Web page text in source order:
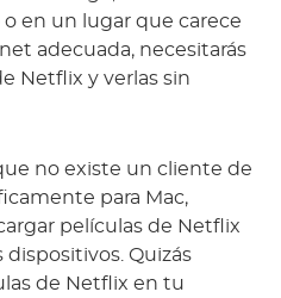
en un lugar que carece
adecuada, necesitarás
Netflix y verlas sin
no existe un cliente de
para Mac,
películas de Netflix
Quizás
de Netflix en tu